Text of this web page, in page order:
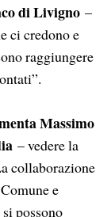
di Livigno –
ci credono e
raggiungere
Massimo
– vedere la
collaborazione
e
possono